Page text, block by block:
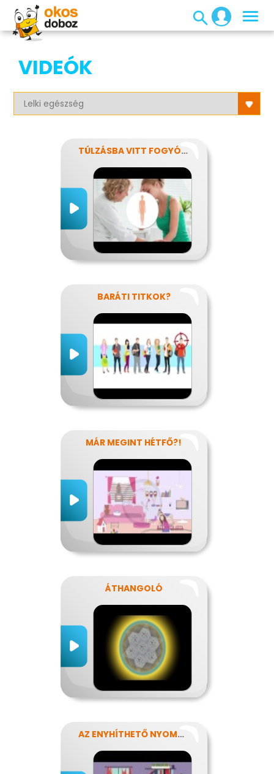
VIDEÓK
TÚLZÁSBA VITT FOGYÓKÚRÁK
BARÁTI TITKOK?
MÁR MEGINT HÉTFŐ?!
ÁTHANGOLÓ
AZ ENYHÍTHETŐ NYOMÁS - STRESSZ